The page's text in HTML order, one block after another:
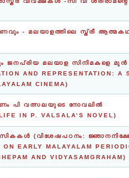
- മലയാളത്തിലെ സ്ത്രീ
ജനപ്രിയ മലയാള സിനിമകളെ മുന്‍
AND REPRESENTATION: A
CINEMA)
പി വത്സലയുടെ നോവലിൽ
IN P. VALSALA’S NOVEL)
(വിശേ‍ഷപഠനം:
EARLY MALAYALAM
AND VIDYASAMGRAHAM)